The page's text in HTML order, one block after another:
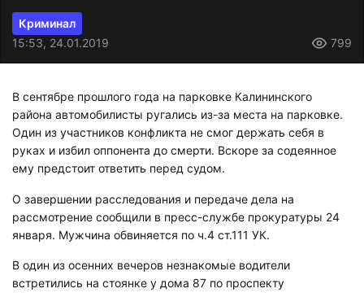
Криминал
15:53, 24.01.2019
799
В сентябре прошлого года на парковке Калининского
района автомобилисты ругались из-за места на парковке.
Один из участников конфликта не смог держать себя в
руках и избил оппонента до смерти. Вскоре за содеянное
ему предстоит ответить перед судом.
О завершении расследования и передаче дела на
рассмотрение сообщили в пресс-службе прокуратуры 24
января. Мужчина обвиняется по ч.4 ст.111 УК.
В один из осенних вечеров незнакомые водители
встретились на стоянке у дома 87 по проспекту